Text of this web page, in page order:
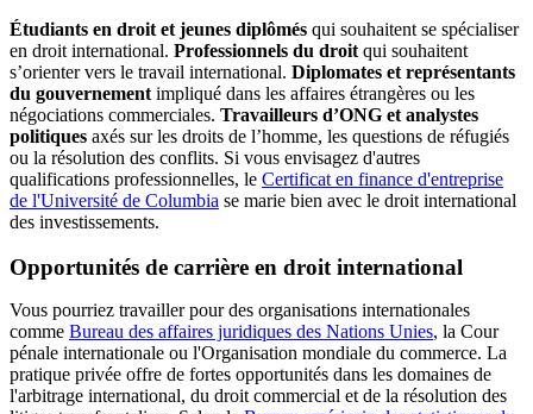
Étudiants en droit et jeunes diplômés qui souhaitent se spécialiser
en droit international. Professionnels du droit qui souhaitent
s’orienter vers le travail international. Diplomates et représentants
du gouvernement impliqué dans les affaires étrangères ou les
négociations commerciales. Travailleurs d’ONG et analystes
politiques axés sur les droits de l’homme, les questions de réfugiés
ou la résolution des conflits. Si vous envisagez d'autres
qualifications professionnelles, le Certificat en finance d'entreprise
de l'Université de Columbia se marie bien avec le droit international
des investissements.
Opportunités de carrière en droit international
Vous pourriez travailler pour des organisations internationales
comme Bureau des affaires juridiques des Nations Unies, la Cour
pénale internationale ou l'Organisation mondiale du commerce. La
pratique privée offre de fortes opportunités dans les domaines de
l'arbitrage international, du droit commercial et de la résolution des